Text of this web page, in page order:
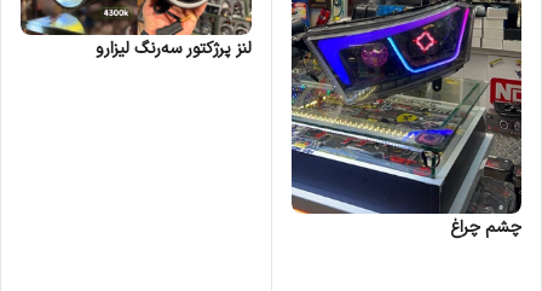
چشم چراغ
لنز پرژکتور سه‌رنگ لیزارو